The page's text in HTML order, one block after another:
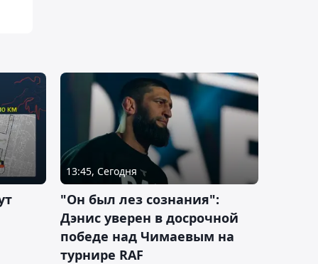
13:45, Сегодня
"Он был лез сознания":
Дэнис уверен в досрочной
победе над Чимаевым на
турнире RAF